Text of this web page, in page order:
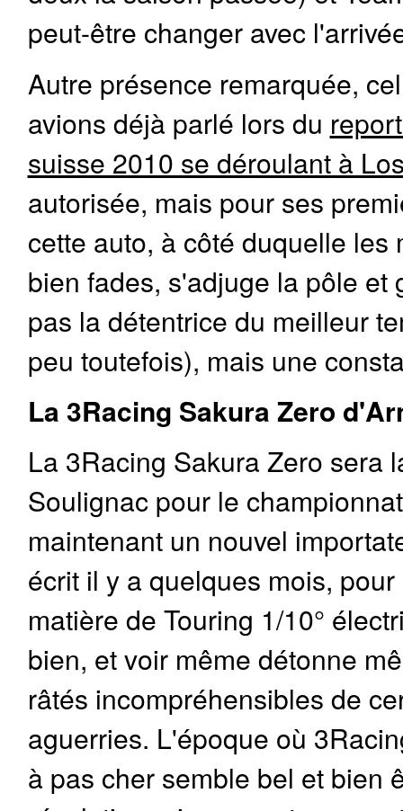
peut-être changer avec
Autre présence remarquée,
avions déjà parlé lors du
suisse 2010 se déroulant à
autorisée, mais pour ses
cette auto, à côté duquelle
bien fades, s'adjuge la pôle et
pas la détentrice du meilleur
peu toutefois), mais une
La 3Racing Sakura Zero
La 3Racing Sakura Zero sera
Soulignac pour le
maintenant un nouvel
écrit il y a quelques mois,
matière de Touring 1/10°
bien, et voir même détonne
râtés incompréhensibles de
aguerries. L'époque où
à pas cher semble bel et bien